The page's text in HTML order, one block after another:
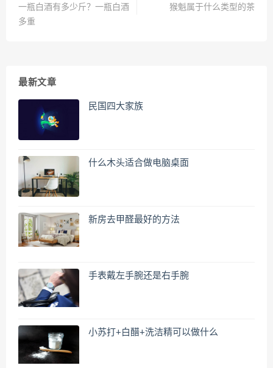
一瓶白酒有多少斤？一瓶白酒
多重
猴魁属于什么类型的茶
最新文章
民国四大家族
什么木头适合做电脑桌面
新房去甲醛最好的方法
手表戴左手腕还是右手腕
小苏打+白醋+洗洁精可以做什么